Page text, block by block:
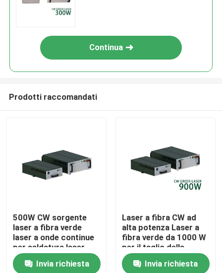
Casa
Continua
Prodotti raccomandati
500W CW sorgente
laser a fibra verde
laser a onde continue
per saldatura laser
stampa di rame 300W
700W 1000W
Invia richiesta
Laser a fibra CW ad
alta potenza Laser a
fibra verde da 1000 W
per il taglio della
saldatura dei metalli
Invia richiesta